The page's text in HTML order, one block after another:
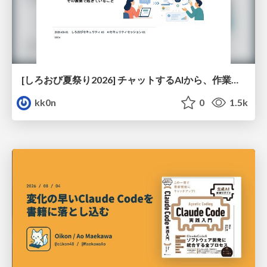
kk0n
0 1.5k